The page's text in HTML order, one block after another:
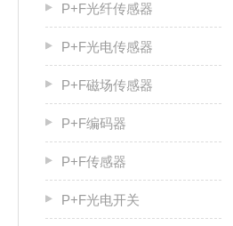
P+F光纤传感器
P+F光电传感器
P+F磁场传感器
P+F编码器
P+F传感器
P+F光电开关